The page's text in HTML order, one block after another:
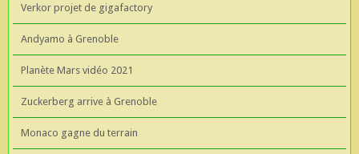
Verkor projet de gigafactory
Andyamo à Grenoble
Planète Mars vidéo 2021
Zuckerberg arrive à Grenoble
Monaco gagne du terrain